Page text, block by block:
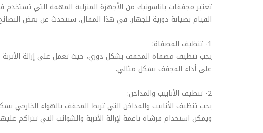
تعتبر مجففات باناسونيك من الأجهزة المنزلية المهمة التي
القيام بصيانة دورية للجهاز. في هذا المقال، سنتحدث عن بعض
1- تنظيف المصفاة:
يجب تنظيف مصفاة المجفف بشكل دوري، حيث تعمل على إزالة الأتربة
على أداء المجفف بشكل مثالي.
2- تنظيف الأنابيب والمداخن:
يجب تنظيف الأنابيب والمداخن التي تربط المجفف بالهواء الخارجي
ويمكن استخدام فرشاة ناعمة لإزالة الأتربة والشوائب التي تتراكم